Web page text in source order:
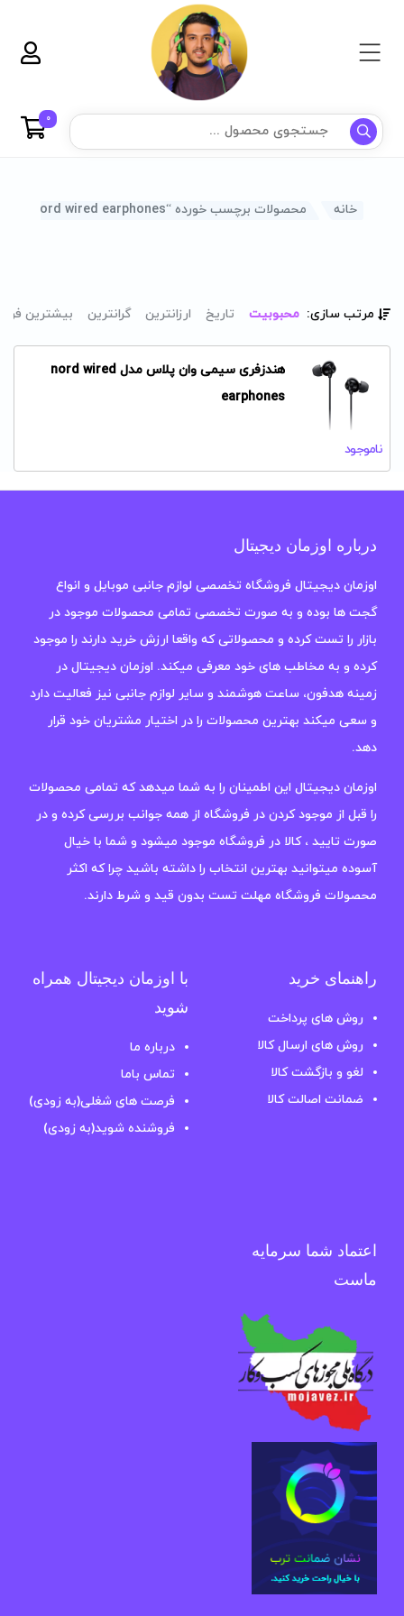
0
خانه محصولات برچسب خورده “nord wired earphones”
مرتب سازی: محبوبیت تاریخ ارزانترین گرانترین بیشترین
هندزفری سیمی وان پلاس مدل nord wired
earphones
ناموجود
درباره اوزمان دیجیتال
اوزمان دیجیتال فروشگاه تخصصی لوازم جانبی موبایل و انواع
گجت ها بوده و به صورت تخصصی تمامی محصولات موجود در
بازار را تست کرده و محصولاتی که واقعا ارزش خرید دارند را موجود
کرده و به مخاطب های خود معرفی میکند. اوزمان دیجیتال در
زمینه هدفون، ساعت هوشمند و سایر لوازم جانبی نیز فعالیت دارد
و سعی میکند بهترین محصولات را در اختیار مشتریان خود قرار
دهد.
اوزمان دیجیتال این اطمینان را به شما میدهد که تمامی محصولات
را قبل از موجود کردن در فروشگاه از همه جوانب بررسی کرده و در
صورت تایید ، کالا در فروشگاه موجود میشود و شما با خیال
آسوده میتوانید بهترین انتخاب را داشته باشید چرا که اکثر
محصولات فروشگاه مهلت تست بدون قید و شرط دارند.
راهنمای خرید
روش های پرداخت
روش های ارسال کالا
لغو و بازگشت کالا
ضمانت اصالت کالا
با اوزمان دیجیتال همراه
شوید
درباره ما
تماس باما
فرصت های شغلی(به زودی)
فروشنده شوید(به زودی)
اعتماد شما سرمایه
ماست